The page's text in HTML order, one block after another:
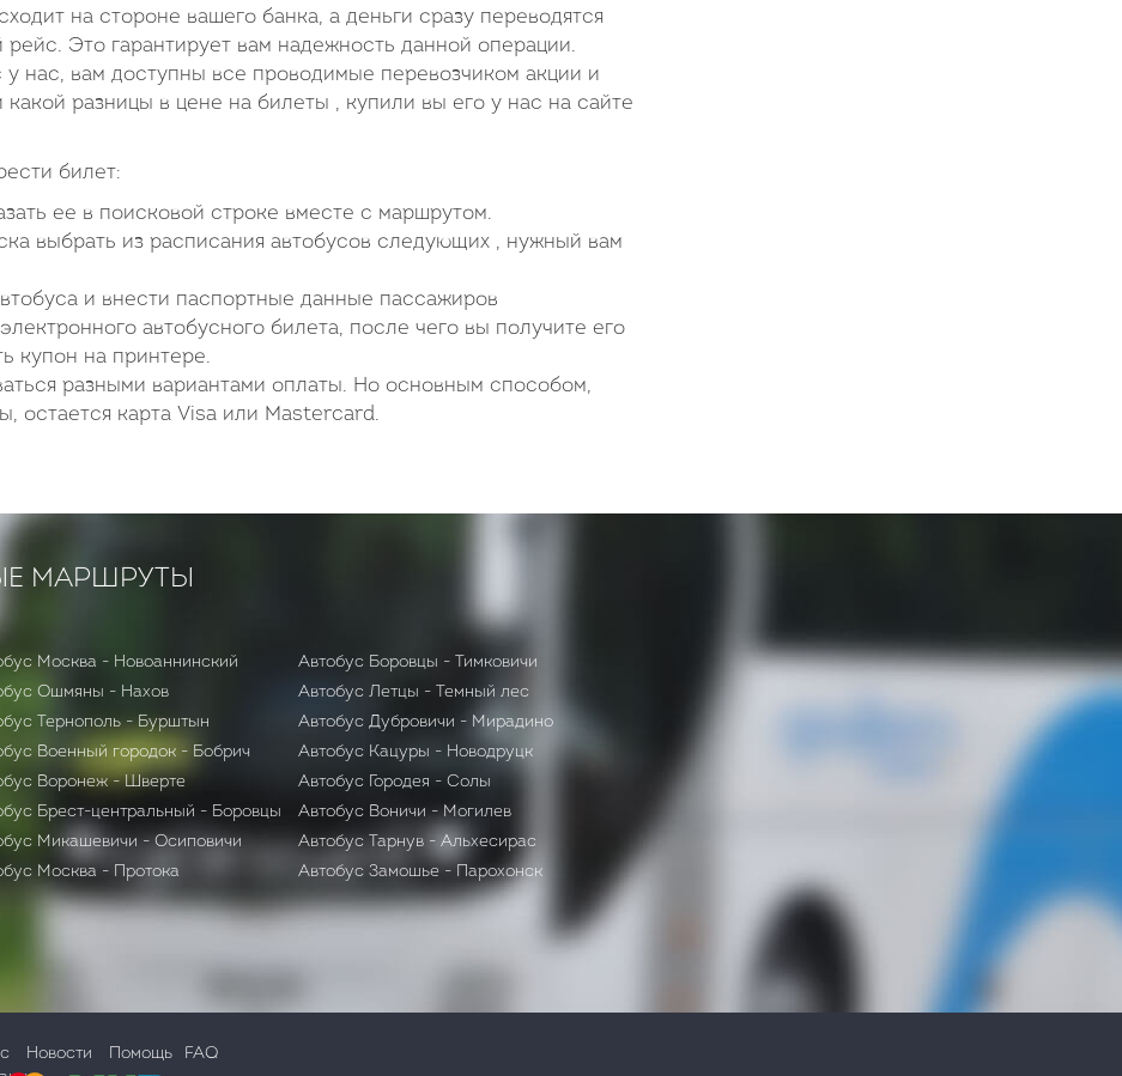
на стороне вашего банка, а деньги сразу переводятся
Это гарантирует вам надежность данной операции.
у нас, вам доступны все проводимые перевозчиком акции и
разницы в цене на билеты , купили вы его у нас на сайте
билет:
ее в поисковой строке вместе с маршрутом.
выбрать из расписания автобусов следующих , нужный вам
и внести паспортные данные пассажиров
автобусного билета, после чего вы получите его
купон на принтере.
разными вариантами оплаты. Но основным способом,
остается карта Visa или Mastercard.
МАРШРУТЫ
Москва - Новоаннинский
Ошмяны - Нахов
Тернополь - Бурштын
Военный городок - Бобрич
Воронеж - Шверте
Брест-центральный - Боровцы
Микашевичи - Осиповичи
Москва - Протока
Автобус Боровцы - Тимковичи
Автобус Летцы - Темный лес
Автобус Дубровичи - Мирадино
Автобус Кацуры - Новодруцк
Автобус Городея - Солы
Автобус Воничи - Могилев
Автобус Тарнув - Альхесирас
Автобус Замошье - Парохонск
Новости Помощь
FAQ